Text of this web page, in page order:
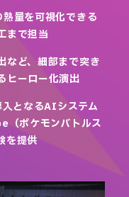
量を可視化できる
まで担当
など、細部まで突き
ヒーロー化演出
となるAIシステム
ポケモンバトルス
を提供